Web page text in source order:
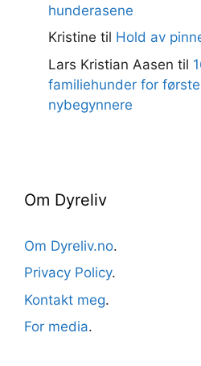
hunderasene
Kristine til Hold av
Lars Kristian Aasen til
familiehunder for
nybegynnere
Om Dyreliv
Om Dyreliv.no.
Privacy Policy.
Kontakt meg.
For media.